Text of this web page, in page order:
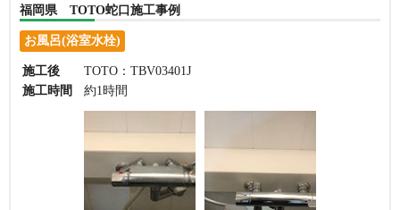
福岡県 TOTO蛇口施工事例
お風呂(浴室水栓)
施工後
TOTO：TBV03401J
施工時間
約1時間